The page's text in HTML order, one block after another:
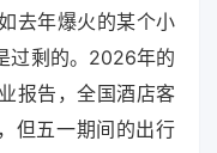
去年爆火的某个小
过剩的。2026年的
报告，全国酒店客
但五一期间的出行